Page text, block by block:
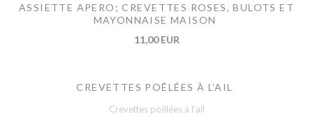
ASSIETTE APERO; CREVETTES ROSES, BULOTS ET
MAYONNAISE MAISON
11,00 EUR
CREVETTES POÊLÉES À L’AIL
Crevettes poêlées à l’ail